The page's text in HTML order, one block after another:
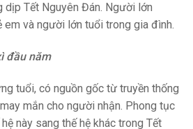
dịp Tết Nguyên Đán. Người lớn
và người lớn tuổi trong gia đình.
đầu năm
tuổi, có nguồn gốc từ truyền thống
mắn cho người nhận. Phong tục
này sang thế hệ khác trong Tết